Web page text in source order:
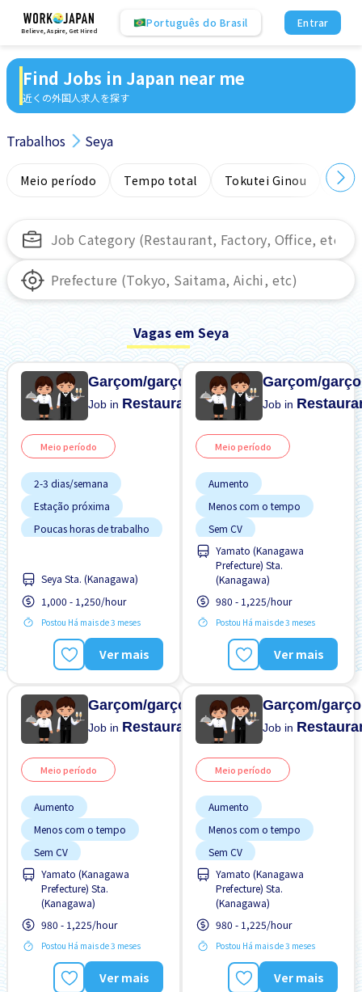
Believe, Aspire, Get Hired
Português do Brasil Entrar
Find Jobs in Japan near me
近くの外国人求人を探す
Trabalhos Seya
Meio período Tempo total Tokutei Ginou
Vagas em Seya
Garçom/garçonete
Job in Restaurante
Meio período
2-3 dias/semana
Estação próxima
Poucas horas de trabalho
Transporte pago
Seya Sta. (Kanagawa)
1,000 - 1,250/hour
Postou Há mais de 3 meses
Ver mais
Garçom/
Job in
Meio período
Aumento
Menos com o tempo
Sem CV
Sem experiência OK
Transporte pago
Yamato (Kanagawa
Prefecture) Sta.
(Kanagawa)
980 - 1,225/hour
Postou Há mais de 3 meses
Ver mais
Garçom/garçonete
Job in Restaurante
Meio período
Aumento
Menos com o tempo
Sem CV
Sem experiência OK
Transporte pago
Yamato (Kanagawa
Prefecture) Sta.
(Kanagawa)
980 - 1,225/hour
Postou Há mais de 3 meses
Ver mais
Garçom/
Job in
Meio período
Aumento
Menos com o tempo
Sem CV
Sem experiência OK
Transporte pago
Yamato (Kanagawa
Prefecture) Sta.
(Kanagawa)
980 - 1,225/hour
Postou Há mais de 3 meses
Ver mais